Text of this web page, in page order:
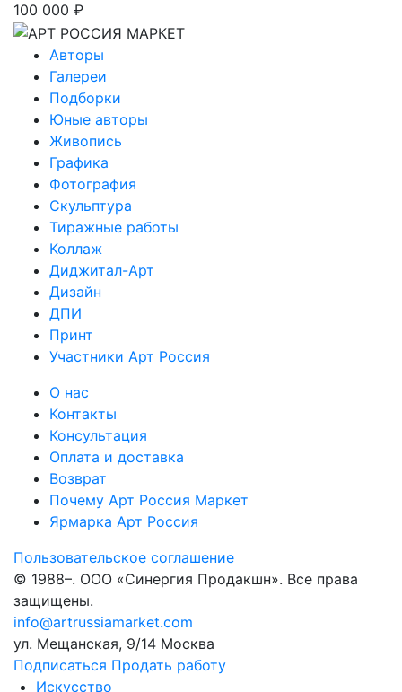
100 000 ₽
Авторы
Галереи
Подборки
Юные авторы
Живопись
Графика
Фотография
Скульптура
Тиражные работы
Коллаж
Диджитал-Арт
Дизайн
ДПИ
Принт
Участники Арт Россия
О нас
Контакты
Консультация
Оплата и доставка
Возврат
Почему Арт Россия Маркет
Ярмарка Арт Россия
Пользовательское соглашение
© 1988–. ООО «Синергия Продакшн». Все права
защищены.
info@artrussiamarket.com
ул. Мещанская, 9/14 Москва
Подписаться Продать работу
Искусство